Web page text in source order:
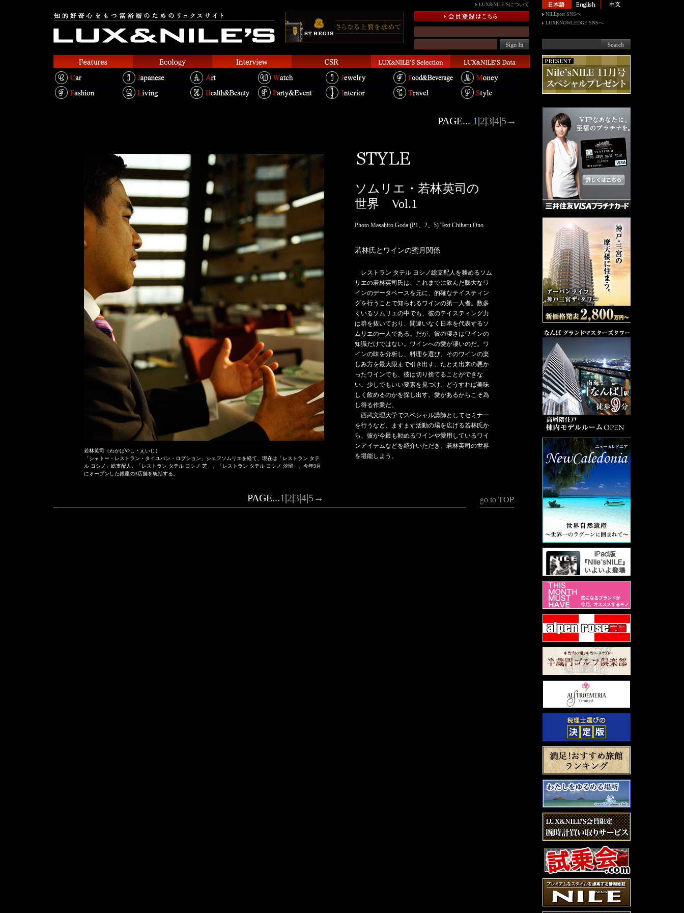
LUX&NILE’Sについて
NILEport SNSへ
LUXKNOWLEDGE SNSへ
PAGE... 1|2|3|4|5→
若林英司（わかばやし・えいじ）
「シャトー・レストラン・タイユバン・ロブション」シェフソムリエを経て、現在は「レストラン タテ
ル ヨシノ」総支配人。「レストラン タテル ヨシノ 芝」、「レストラン タテル ヨシノ 汐留」、今年9月
にオープンした銀座の3店舗を統括する。
ソムリエ・若林英司の
世界 Vol.1
Photo Masahiro Goda (P1、2、5) Text Chiharu Ono
若林氏とワインの蜜月関係
レストラン タテル ヨシノ総支配人を務めるソム
リエの若林英司氏は、これまでに飲んだ膨大なワ
インのデータベースを元に、的確なテイスティン
グを行うことで知られるワインの第一人者。数多
くいるソムリエの中でも、彼のテイスティング力
は群を抜いており、間違いなく日本を代表するソ
ムリエの一人である。だが、彼の凄さはワインの
知識だけではない。ワインへの愛が凄いのだ。ワ
インの味を分析し、料理を選び、そのワインの楽
しみ方を最大限まで引き出す。たとえ出来の悪か
ったワインでも、彼は切り捨てることができな
い。少しでもいい要素を見つけ、どうすれば美味
しく飲めるのかを探し出す。愛があるからこそ為
し得る作業だ。
西武文理大学でスペシャル講師としてセミナー
を行うなど、ますます活動の場を広げる若林氏か
ら、彼が今最も勧めるワインや愛用しているワイ
ンアイテムなどを紹介いただき、若林英司の世界
を堪能しよう。
go to TOP
PAGE...1|2|3|4|5→